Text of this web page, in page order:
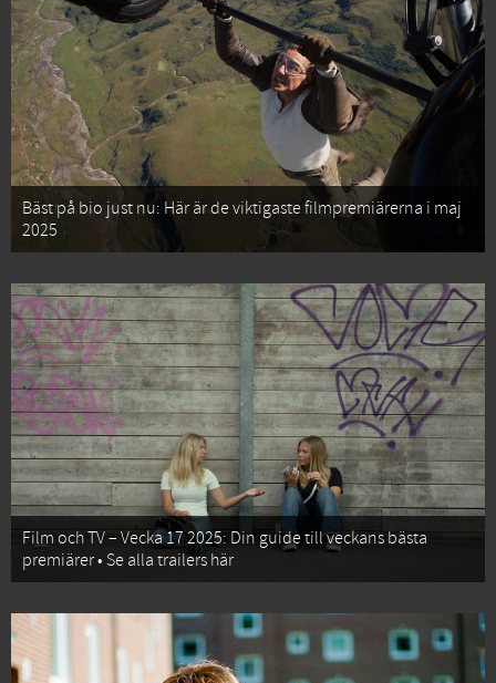
Bäst på bio just nu: Här är de viktigaste filmpremiärerna i maj
2025
Film och TV – Vecka 17 2025: Din guide till veckans bästa
premiärer • Se alla trailers här